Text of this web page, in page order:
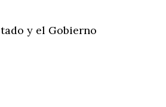
y el Gobierno